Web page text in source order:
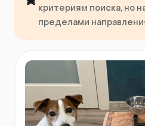
критериям поиска, но
пределами